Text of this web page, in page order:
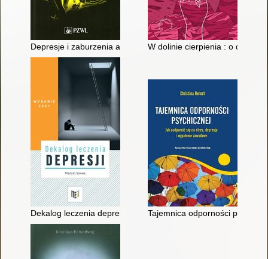
Depresje i zaburzenia afektywneW dolinie cierpienia : o depresji
Dekalog leczenia depresji : poradnik lekarza praktyka
Tajemnica odporności